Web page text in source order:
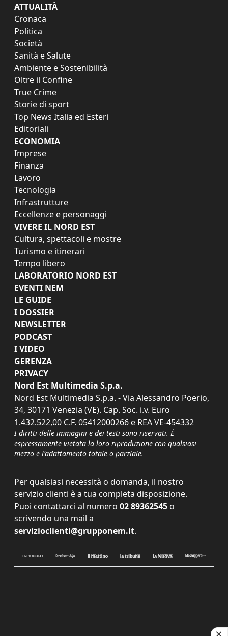
ATTUALITÀ
Cronaca
Politica
Società
Sanità e Salute
Ambiente e Sostenibilità
Oltre il Confine
True Crime
Storie di sport
Top News Italia ed Esteri
Editoriali
ECONOMIA
Imprese
Finanza
Lavoro
Tecnologia
Infrastrutture
Eccellenze e personaggi
VIVERE IL NORD EST
Cultura, spettacoli e mostre
Turismo e itinerari
Tempo libero
LABORATORIO NORD EST
EVENTI NEM
LE GUIDE
I DOSSIER
NEWSLETTER
PODCAST
I VIDEO
GERENZA
PRIVACY
Nord Est Multimedia S.p.a.
Nord Est Multimedia S.p.a. - Via Alessandro Poerio,
34, 30171 Venezia (VE). Cap. Soc. i.v. Euro
1.432.522,00 C.F. 05412000266 e REA VE-454332
I diritti delle immagini e dei testi sono riservati. È
espressamente vietata la loro riproduzione con qualsiasi
mezzo e l'adattamento totale o parziale.
Per qualsiasi necessità o domanda, il nostro
servizio clienti è a tua completa disposizione.
Puoi contattarci al numero 02 89362545 o
scrivendo una mail a
servizioclienti@grupponem.it.